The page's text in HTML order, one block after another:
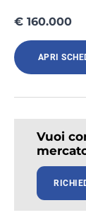
€ 160.000
APRI
Vuoi